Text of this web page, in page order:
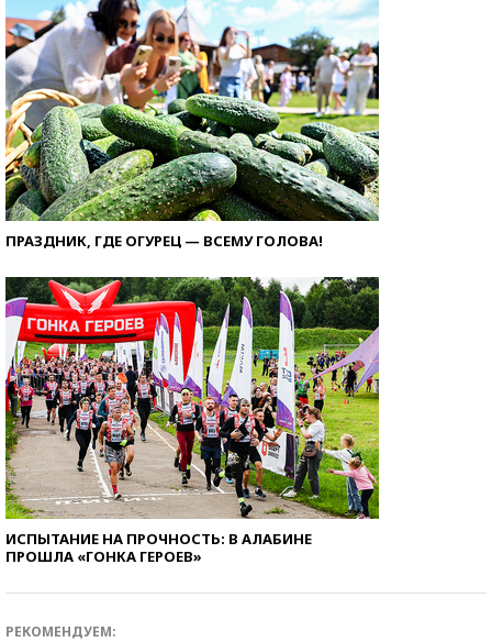
ПРАЗДНИК, ГДЕ ОГУРЕЦ — ВСЕМУ ГОЛОВА!
ИСПЫТАНИЕ НА ПРОЧНОСТЬ: В АЛАБИНЕ
ПРОШЛА «ГОНКА ГЕРОЕВ»
РЕКОМЕНДУЕМ: